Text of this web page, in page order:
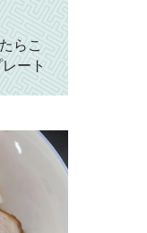
らこ
ート